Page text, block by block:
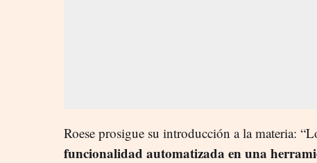
Roese prosigue su introducción a la materia:
funcionalidad automatizada en una